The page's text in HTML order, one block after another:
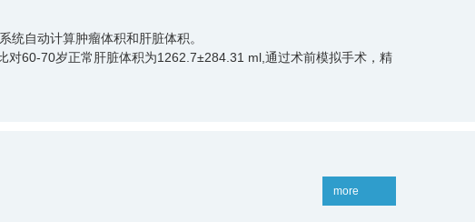
自动计算肿瘤体积和肝脏体积。
60-70岁正常肝脏体积为1262.7±284.31 ml,通过术前模拟手术，精
定切线，结合超吸器、超声刀分离肝组织，断扎肝断面血管，见肝右
2根于右侧腹穿孔引出。清点纱布器械无误，分层缝合腹壁切口。术
more